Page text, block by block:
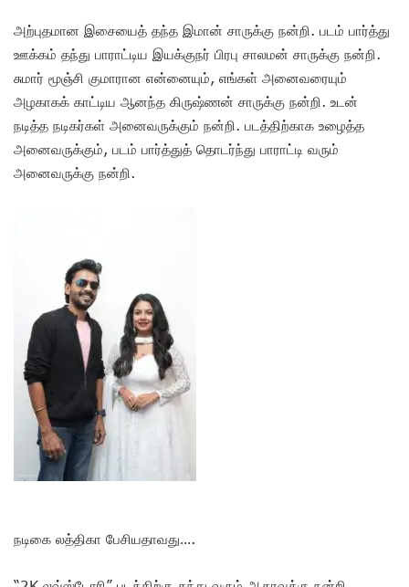
அற்புதமான இசையைத் தந்த இமான் சாருக்கு நன்றி. படம் பார்த்து
ஊக்கம் தந்து பாராட்டிய இயக்குநர் பிரபு சாலமன் சாருக்கு நன்றி.
சுமார் மூஞ்சி குமாரான என்னையும், எங்கள் அனைவரையும்
அழகாகக் காட்டிய ஆனந்த கிருஷ்ணன் சாருக்கு நன்றி. உடன்
நடித்த நடிகர்கள் அனைவருக்கும் நன்றி. படத்திற்காக உழைத்த
அனைவருக்கும், படம் பார்த்துத் தொடர்ந்து பாராட்டி வரும்
அனைவருக்கு நன்றி.
நடிகை லத்திகா பேசியதாவது….